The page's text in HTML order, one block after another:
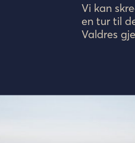
Vi kan
en tur til
Valdres